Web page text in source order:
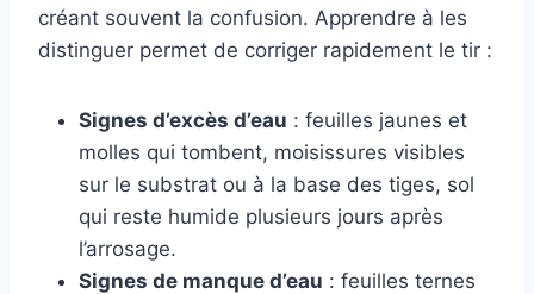
créant souvent la confusion. Apprendre à les
distinguer permet de corriger rapidement le tir :
Signes d’excès d’eau : feuilles jaunes et
molles qui tombent, moisissures visibles
sur le substrat ou à la base des tiges, sol
qui reste humide plusieurs jours après
l’arrosage.
Signes de manque d’eau : feuilles ternes